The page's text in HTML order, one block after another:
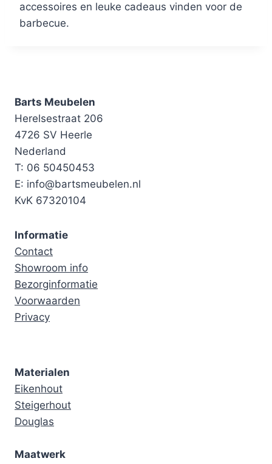
accessoires en leuke cadeaus vinden voor de
barbecue.
Barts Meubelen
Herelsestraat 206
4726 SV Heerle
Nederland
T: 06 50450453
E: info@bartsmeubelen.nl
KvK 67320104
Informatie
Contact
Showroom info
Bezorginformatie
Voorwaarden
Privacy
Materialen
Eikenhout
Steigerhout
Douglas
Maatwerk